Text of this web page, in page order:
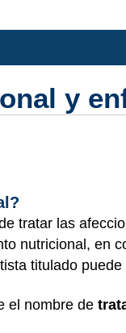
y
tratar las
nutricional, en
titulado
el nombre de